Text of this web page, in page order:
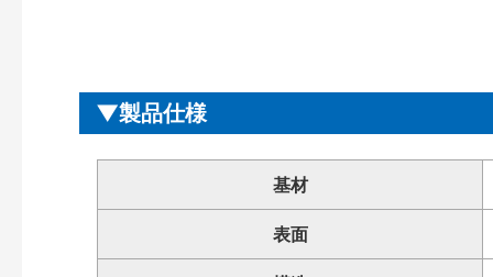
製品仕様
基材
表面